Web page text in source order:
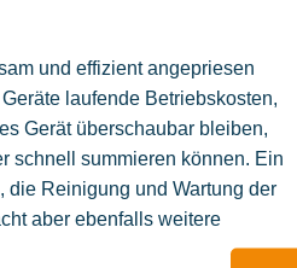
und effizient angepriesen
laufende Betriebskosten,
Gerät überschaubar bleiben,
schnell summieren können. Ein
Reinigung und Wartung der
aber ebenfalls weitere